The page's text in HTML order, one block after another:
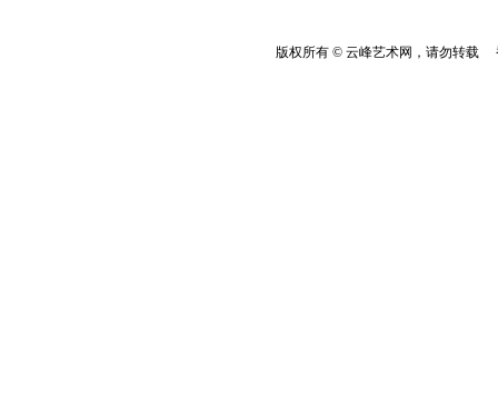
版权所有 © 云峰艺术网，请勿转载